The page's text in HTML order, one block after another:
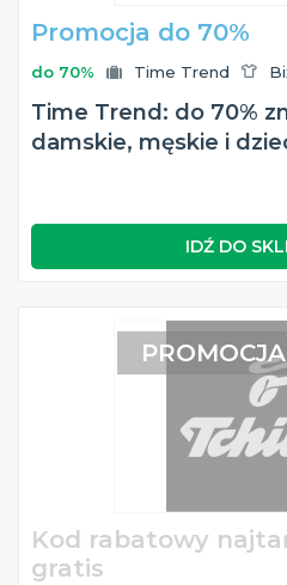
Promocja do 70%
do 70% Time Trend
Time Trend: do 70%
damskie, męskie i
IDŹ DO
Kod rabatowy
gratis